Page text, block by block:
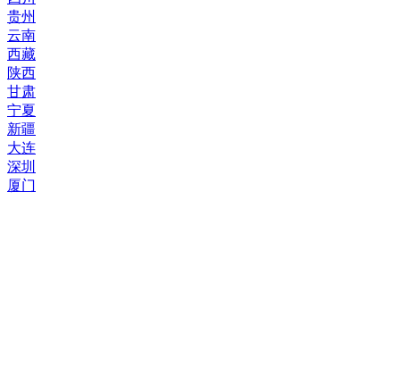
贵州
云南
西藏
陕西
甘肃
宁夏
新疆
大连
深圳
厦门